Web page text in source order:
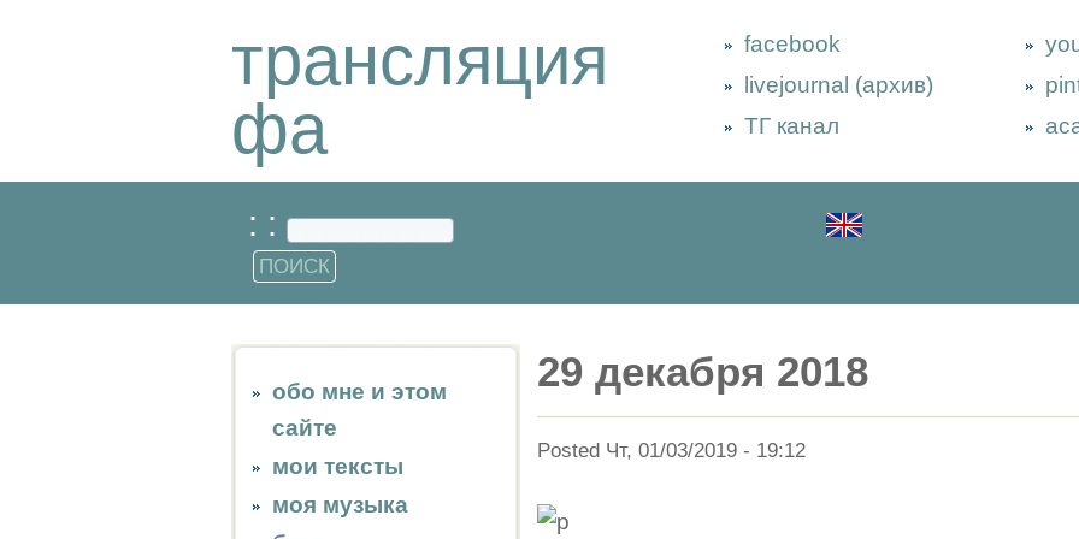
трансляция
фа
facebook
livejournal (архив)
ТГ канал
: :
обо мне и этом
сайте
мои тексты
моя музыка
29 декабря 2018
Posted Чт, 01/03/2019 - 19:12